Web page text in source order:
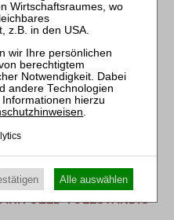
THOMAS COOK
HOTELS &
IHRGELD VOLLSTÄNDIG
Gnirs erzielt nach knapp
THOMAS COOK
HOTELS &
IHR GELD VOLLSTÄNDIG
Alle auswählen